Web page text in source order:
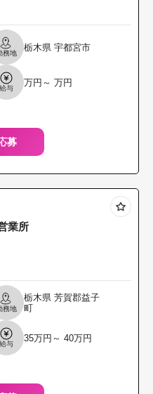
務地
栃木県 宇都宮市
給与
万円～ 万円
募
業所
務地
栃木県 芳賀郡益子
町
給与
35万円～ 40万円